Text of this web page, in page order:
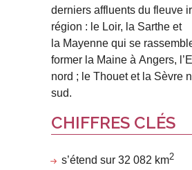
derniers affluents du fleuve
région : le Loir, la Sarthe et
la Mayenne qui se
former la Maine à Angers,
nord ; le Thouet et la Sèvre
sud.
CHIFFRES CLÉS
s’étend sur 32 082 km2